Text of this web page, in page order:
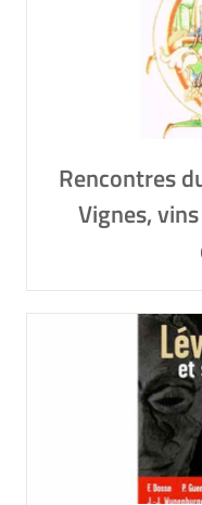
Rencontres
Vignes,